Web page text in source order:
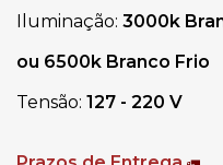
Iluminação: 3000k
ou 6500k Branco Frio
Tensão: 127 - 220 V